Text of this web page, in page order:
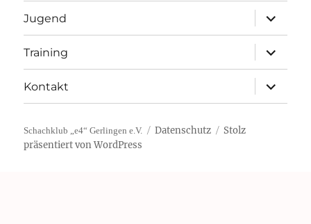
Jugend
öffnen
Training
öffnen
Kontakt
öffnen
Schachklub „e4“ Gerlingen e.V. Datenschutz
Stolz
präsentiert von WordPress